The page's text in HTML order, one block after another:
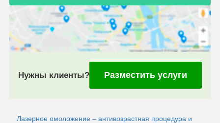
Нужны клиенты? Разместить услуги
Лазерное омоложение – антивозрастная процедура и